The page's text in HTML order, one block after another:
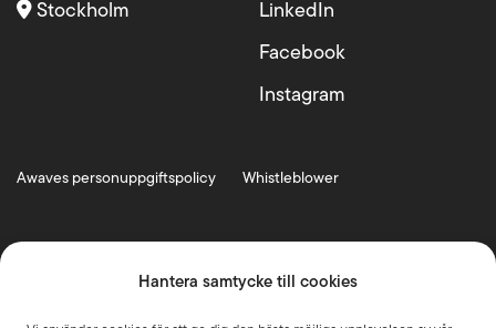
Hantera samtycke till cookies
Stockholm
LinkedIn
Facebook
Instagram
Awaves personuppgiftspolicy Whistleblower